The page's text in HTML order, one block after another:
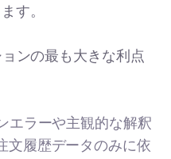
す。
ンの最も大きな利点
エラーや主観的な解釈
文履歴データのみに依